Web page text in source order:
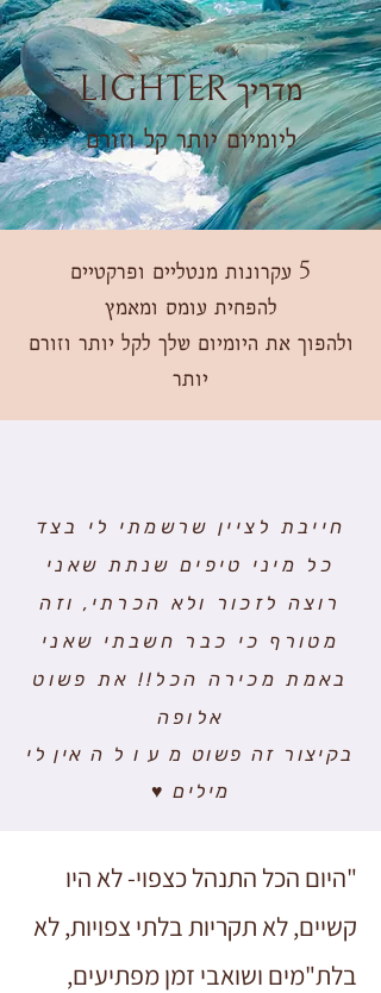
מדריך LIGHTER
ליומיום יותר קל וזורם
5 עקרונות מנטליים ופרקטיים
להפחית עומס ומאמץ
ולהפוך את היומיום שלך לקל יותר וזורם
יותר
חייבת לציין שרשמתי לי בצד
כל מיני טיפים שנתת שאני
רוצה לזכור ולא הכרתי, וזה
מטורף כי כבר חשבתי שאני
באמת מכירה הכל!! את פשוט
אלופה
בקיצור זה פשוט מ ע ו ל ה אין לי
מילים ♥
"היום הכל התנהל כצפוי- לא היו
קשיים, לא תקריות בלתי צפויות, לא
בלת"מים ושואבי זמן מפתיעים,